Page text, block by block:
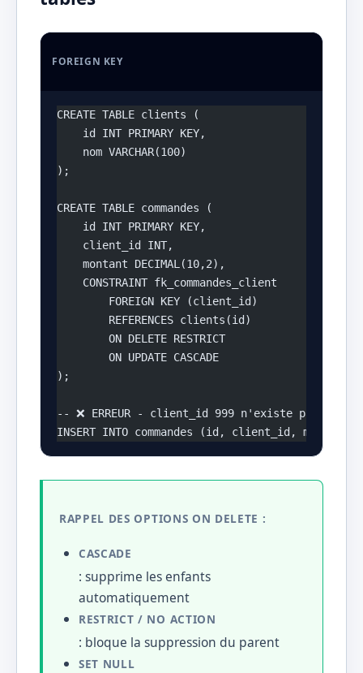
FOREIGN KEY
CREATE TABLE clients (
    id INT PRIMARY KEY,
    nom VARCHAR(100)
);
CREATE TABLE commandes (
    id INT PRIMARY KEY,
    client_id INT,
    montant DECIMAL(10,2),
    CONSTRAINT fk_commandes_client
        FOREIGN KEY (client_id)
        REFERENCES clients(id)
        ON DELETE RESTRICT
        ON UPDATE CASCADE
);
-- ❌ ERREUR - client_id 999 n'existe pas dans
INSERT INTO commandes (id, client_id, montant)
RAPPEL DES OPTIONS ON DELETE :
CASCADE
: supprime les enfants
automatiquement
RESTRICT / NO ACTION
: bloque la suppression du parent
SET NULL